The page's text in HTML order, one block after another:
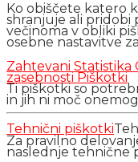
Ko obiščete katero
shranjuje ali pridobi
večinoma v obliki
osebne nastavitve
Zahtevani Statistika
zasebnosti Piškotki
Ti piškotki so
in jih ni moč
Tehnični piškotki
Za pravilno
naslednje tehnične